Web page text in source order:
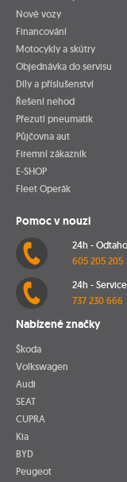
Nové vozy
Financování
Motocykly a skútry
Objednávka do servisu
Díly a příslušenství
Řešení nehod
Přezutí pneumatik
Půjčovna aut
Firemní zákazník
E-SHOP
Fleet Operák
Pomoc v nouzi
24h -
605 205 205
24h -
737 230 666
Nabízené značky
Škoda
Volkswagen
Audi
SEAT
CUPRA
Kia
BYD
Peugeot